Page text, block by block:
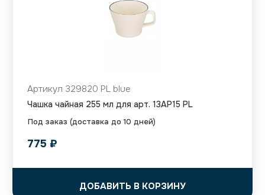
Под заказ (доставка до 10 дней)
Артикул 329820 PL blue
Чашка чайная 255 мл для арт. 13AP15 PL
775 ₽
ДОБАВИТЬ В КОРЗИНУ